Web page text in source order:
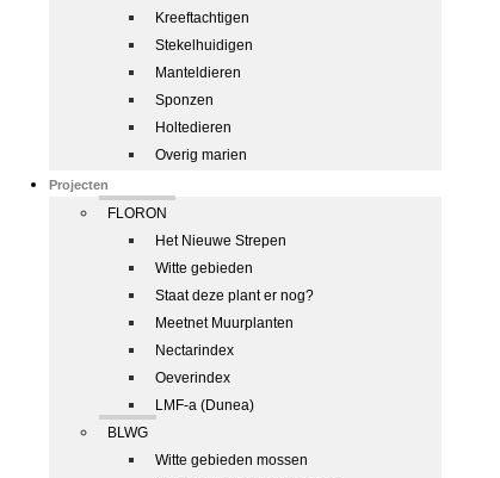
Kreeftachtigen
Stekelhuidigen
Manteldieren
Sponzen
Holtedieren
Overig marien
Projecten
FLORON
Het Nieuwe Strepen
Witte gebieden
Staat deze plant er nog?
Meetnet Muurplanten
Nectarindex
Oeverindex
LMF-a (Dunea)
BLWG
Witte gebieden mossen